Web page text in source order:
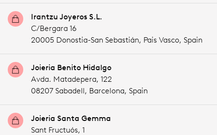
Irantzu Joyeros S.L.
C/Bergara 16
20005 Donostia-San Sebastián, Pais Vasco, Spain
Joieria Benito Hidalgo
Avda. Matadepera, 122
08207 Sabadell, Barcelona, Spain
Joieria Santa Gemma
Sant Fructuós, 1